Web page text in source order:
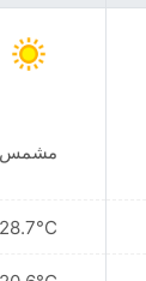
مشمس
28.7°C